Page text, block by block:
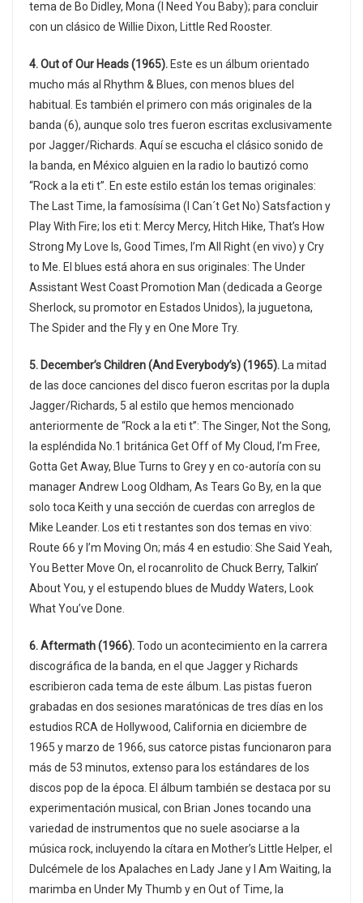
tema de Bo Didley, Mona (I Need You Baby); para concluir
con un clásico de Willie Dixon, Little Red Rooster.
4. Out of Our Heads (1965). Este es un álbum orientado
mucho más al Rhythm & Blues, con menos blues del
habitual. Es también el primero con más originales de la
banda (6), aunque solo tres fueron escritas exclusivamente
por Jagger/Richards. Aquí se escucha el clásico sonido de
la banda, en México alguien en la radio lo bautizó como
“Rock a la eti t”. En este estilo están los temas originales:
The Last Time, la famosísima (I Can´t Get No) Satsfaction y
Play With Fire; los eti t: Mercy Mercy, Hitch Hike, That’s How
Strong My Love Is, Good Times, I’m All Right (en vivo) y Cry
to Me. El blues está ahora en sus originales: The Under
Assistant West Coast Promotion Man (dedicada a George
Sherlock, su promotor en Estados Unidos), la juguetona,
The Spider and the Fly y en One More Try.
5. December’s Children (And Everybody’s) (1965). La mitad
de las doce canciones del disco fueron escritas por la dupla
Jagger/Richards, 5 al estilo que hemos mencionado
anteriormente de “Rock a la eti t”: The Singer, Not the Song,
la espléndida No.1 británica Get Off of My Cloud, I’m Free,
Gotta Get Away, Blue Turns to Grey y en co-autoría con su
manager Andrew Loog Oldham, As Tears Go By, en la que
solo toca Keith y una sección de cuerdas con arreglos de
Mike Leander. Los eti t restantes son dos temas en vivo:
Route 66 y I’m Moving On; más 4 en estudio: She Said Yeah,
You Better Move On, el rocanrolito de Chuck Berry, Talkin’
About You, y el estupendo blues de Muddy Waters, Look
What You’ve Done.
6. Aftermath (1966).Todo un acontecimiento en la carrera
discográfica de la banda, en el que Jagger y Richards
escribieron cada tema de este álbum. Las pistas fueron
grabadas en dos sesiones maratónicas de tres días en los
estudios RCA de Hollywood, California en diciembre de
1965 y marzo de 1966, sus catorce pistas funcionaron para
más de 53 minutos, extenso para los estándares de los
discos pop de la época. El álbum también se destaca por su
experimentación musical, con Brian Jones tocando una
variedad de instrumentos que no suele asociarse a la
música rock, incluyendo la cítara en Mother’s Little Helper, el
Dulcémele de los Apalaches en Lady Jane y I Am Waiting, la
marimba en Under My Thumb y en Out of Time, la